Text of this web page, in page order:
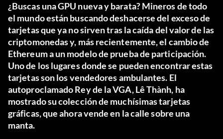
¿Buscas una GPU nueva y barata? Mineros de todo
el mundo están buscando deshacerse del exceso de
tarjetas que ya no sirven tras la caída del valor de las
criptomonedas y, más recientemente, el cambio de
Ethereum a un modelo de prueba de participación.
Uno de los lugares donde se pueden encontrar estas
tarjetas son los vendedores ambulantes. El
autoproclamado Rey de la VGA, Lê Thành, ha
mostrado su colección de muchísimas tarjetas
gráficas, que ahora vende en la calle sobre una
manta.